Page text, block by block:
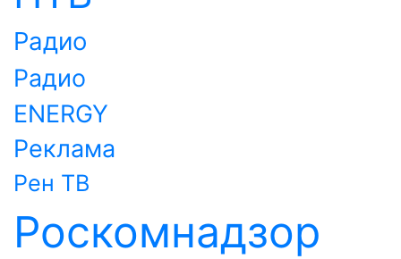
Радио
Радио
ENERGY
Реклама
Рен ТВ
Роскомнадзор